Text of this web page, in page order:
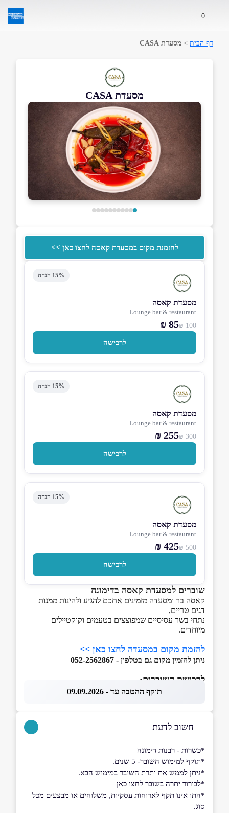
0
דף הבית > מסעדת CASA
מסעדת CASA
להזמנת מקום במסעדת קאסה לחצו כאן >>
15% הנחה
מסעדת קאסה
Lounge bar & restaurant
100 ₪
85 ₪
לרכישה
15% הנחה
מסעדת קאסה
Lounge bar & restaurant
300 ₪
255 ₪
לרכישה
15% הנחה
מסעדת קאסה
Lounge bar & restaurant
500 ₪
425 ₪
לרכישה
שוברים למסעדת קאסה בדימונה
קאסה בר ומסעדה מזמינים אתכם להגיע ולהינות ממנות
דגים טריים,
נתחי בשר עסיסיים שמפוצצים בטעמים וקוקטיילים
מיוחדים.
להזמת מקום במסעדה לחצו כאן >>
ניתן להזמין מקום גם בטלפון - 052-2562867
לרכישת השוברים:
תוקף ההטבה עד - 09.09.2026
חשוב לדעת
*כשרות - רבנות דימונה
*תוקף למימוש השובר- 5 שנים.
*ניתן לממש את יתרת השובר במימוש הבא.
*לבירור יתרה בשובר לחצו כאן
*התו אינו תקף לארוחות עסקיות, משלוחים או מבצעים מכל
סוג.